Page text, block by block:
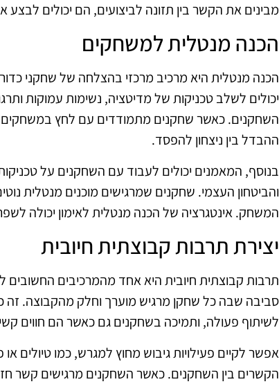
מבינים את הקשר בין תזונה לביצועים, הם יכולים
הכנה מנטלית למשחקים
הכנה מנטלית היא מרכיב מרכזי בהצלחה של שחקני
יכולים לשלב טכניקות של מדיטציה, נשימות עמוקות
השחקנים. כאשר שחקנים מתמודדים עם לחץ במשחקים
ההבדל בין ניצחון להפסד.
בנוסף, המאמנים יכולים לעבוד עם השחקנים על
והביטחון העצמי. שחקנים שמרגישים מוכנים מנטלית
המשחק. אינטגרציה של הכנה מנטלית לאימון יכולה
יצירת תרבות קבוצתית חיובית
תרבות קבוצתית חיובית היא אחד מהמרכיבים
סביבה שבה כל שחקן מרגיש מוערך וחלק מהקבוצה. זה
לשיתוף פעולה, ותמיכה בשחקנים גם כאשר הם חווים
אפשר לקיים פעילויות גיבוש מחוץ למגרש, כמו טיולים
הקשרים בין השחקנים. כאשר השחקנים מרגישים קשר